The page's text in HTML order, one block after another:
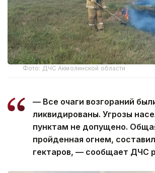
Фото: ДЧС Акмолинской области
— Все очаги возгораний
ликвидированы. Угрозы
пунктам не допущено.
пройденная огнем,
гектаров, — сообщает ДЧС